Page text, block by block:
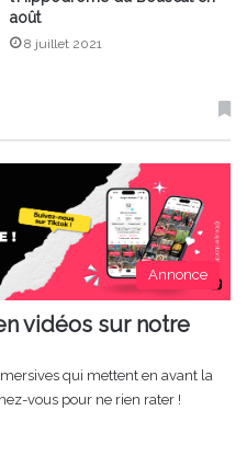
août
8 juillet 2021
Annonce
vidéos sur notre
qui mettent en avant la
vous pour ne rien rater !